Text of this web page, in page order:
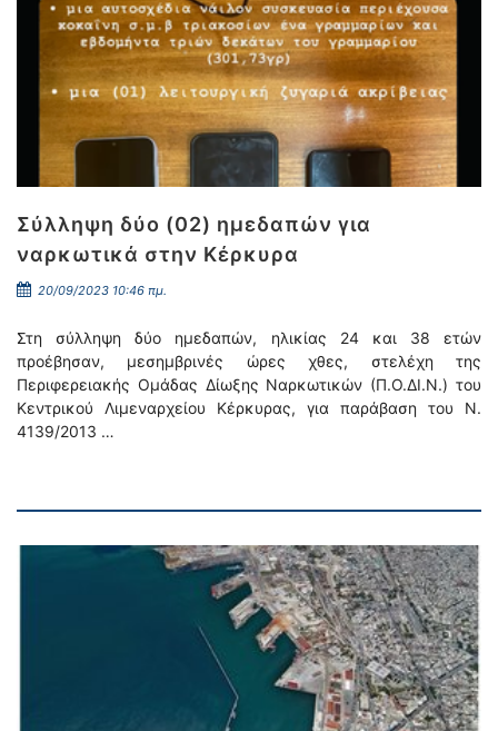
Σύλληψη δύο (02) ημεδαπών για
ναρκωτικά στην Κέρκυρα
20/09/2023 10:46 πμ.
Στη σύλληψη δύο ημεδαπών, ηλικίας 24 και 38 ετών
προέβησαν, μεσημβρινές ώρες χθες, στελέχη της
Περιφερειακής Ομάδας Δίωξης Ναρκωτικών (Π.Ο.ΔΙ.Ν.) του
Κεντρικού Λιμεναρχείου Κέρκυρας, για παράβαση του Ν.
4139/2013 …